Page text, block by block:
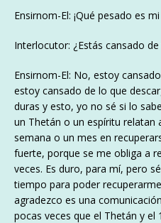
Ensirnom-El: ¡Qué pesado es
Interlocutor: ¿Estás cansado
Ensirnom-El: No, estoy
estoy cansado de lo que
duras y esto, yo no sé si lo
un Thetán o un espíritu relatan
semana o un mes en
fuerte, porque se me obliga a
veces. Es duro, para mí, pero
tiempo para poder
agradezco es una
pocas veces que el Thetán y el